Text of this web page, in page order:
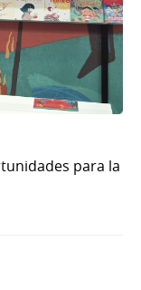
para la